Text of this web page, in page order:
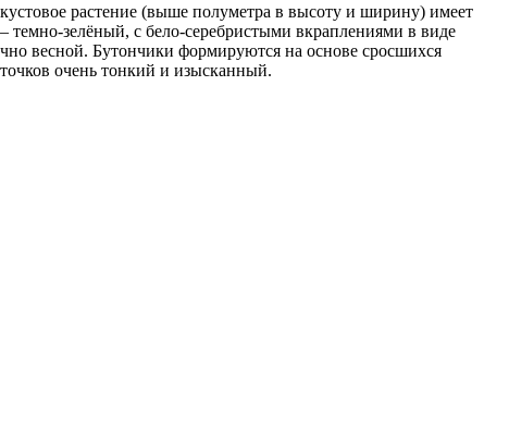
растение (выше полуметра в высоту и ширину) имеет
зелёный, с бело-серебристыми вкраплениями в виде
весной. Бутончики формируются на основе сросшихся
очень тонкий и изысканный.